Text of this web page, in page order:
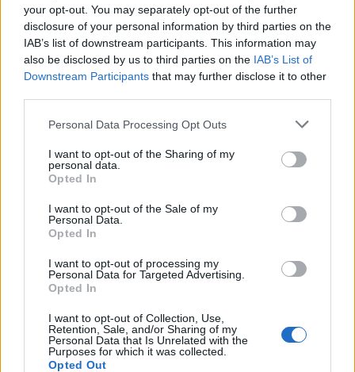
your opt-out. You may separately opt-out of the further
disclosure of your personal information by third parties on the
IAB’s list of downstream participants. This information may
also be disclosed by us to third parties on the IAB’s List of
Downstream Participants that may further disclose it to other
Please note that this website/app uses one or more Google
not limited to your visit or usage behaviour. You may click to
grant or deny consent to Google and its third-party tags to
use your data for below specified purposes in below Google
consent section.
Personal Data Processing Opt Outs
I want to opt-out of the Sharing of my
personal data.
Opted In
I want to opt-out of the Sale of my
Personal Data.
Opted In
I want to opt-out of processing my
Personal Data for Targeted Advertising.
Opted In
I want to opt-out of Collection, Use,
Retention, Sale, and/or Sharing of my
Personal Data that Is Unrelated with the
Purposes for which it was collected.
Opted OutΗ ΣΤΗΛΗ ΜΑΣ